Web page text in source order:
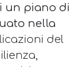
un piano di
nella
del